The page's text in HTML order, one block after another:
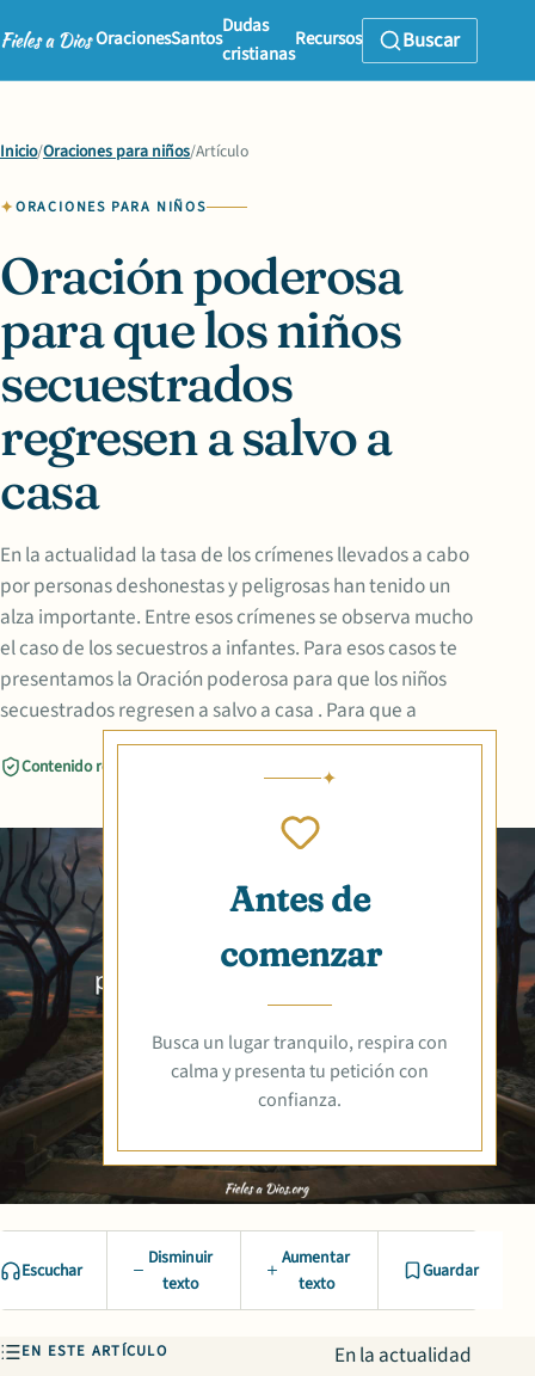
OracionesSantos
Dudas
cristianas
Recursos Buscar
Inicio/Oraciones para niños/Artículo
ORACIONES PARA NIÑOS
Oración poderosa
para que los niños
secuestrados
regresen a salvo a
casa
En la actualidad la tasa de los crímenes llevados a cabo
por personas deshonestas y peligrosas han tenido un
alza importante. Entre esos crímenes se observa mucho
el caso de los secuestros a infantes. Para esos casos te
presentamos la Oración poderosa para que los niños
secuestrados regresen a salvo a casa . Para que a
Contenido revisado
Antes de
comenzar
Busca un lugar tranquilo, respira con
calma y presenta tu petición con
confianza.
Escuchar
Disminuir
texto
Aumentar
texto
Guardar
EN ESTE ARTÍCULO
En la actualidad